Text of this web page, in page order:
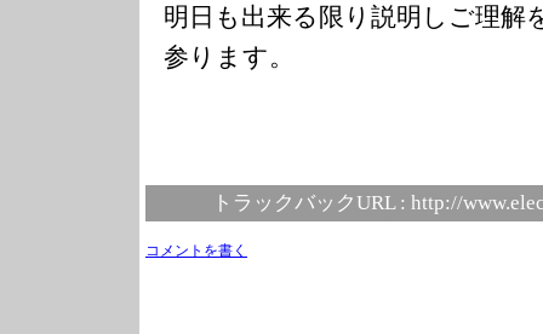
明日も出来る限り説明しご理解
参ります。
トラックバックURL : http://
コメントを書く